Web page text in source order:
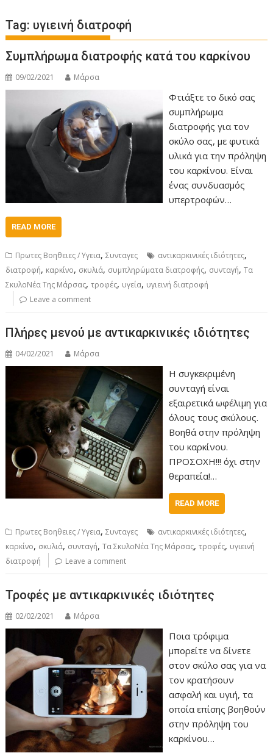
Tag: υγιεινή διατροφή
Συμπλήρωμα διατροφής κατά του καρκίνου
09/02/2021 Μάρσα
Φτιάξτε το δικό σας
συμπλήρωμα
διατροφής για τον
σκύλο σας, με φυτικά
υλικά για την πρόληψη
του καρκίνου. Είναι
ένας συνδυασμός
υπερτροφών…
READ MORE
Πρωτες Βοηθειες / Υγεια,Συνταγες αντικαρκινικές ιδιότητες,
διατροφή, καρκίνο, σκυλιά, συμπληρώματα διατροφής, συνταγή,Τα
ΣκυλοΝέα Της Μάρσας,τροφές, υγεία, υγιεινή διατροφή
Leave a comment
Πλήρες μενού με αντικαρκινικές ιδιότητες
04/02/2021 Μάρσα
Η συγκεκριμένη
συνταγή είναι
εξαιρετικά ωφέλιμη για
όλους τους σκύλους.
Βοηθά στην πρόληψη
του καρκίνου.
ΠΡΟΣΟΧΗ!!! όχι στην
θεραπεία!…
READ MORE
Πρωτες Βοηθειες / Υγεια,Συνταγες αντικαρκινικές ιδιότητες,
καρκίνο, σκυλιά, συνταγή,Τα ΣκυλοΝέα Της Μάρσας,τροφές, υγιεινή
διατροφή
Leave a comment
Τροφές με αντικαρκινικές ιδιότητες
02/02/2021 Μάρσα
Ποια τρόφιμα
μπορείτε να δίνετε
στον σκύλο σας για να
τον κρατήσουν
ασφαλή και υγιή, τα
οποία επίσης βοηθούν
στην πρόληψη του
καρκίνου…